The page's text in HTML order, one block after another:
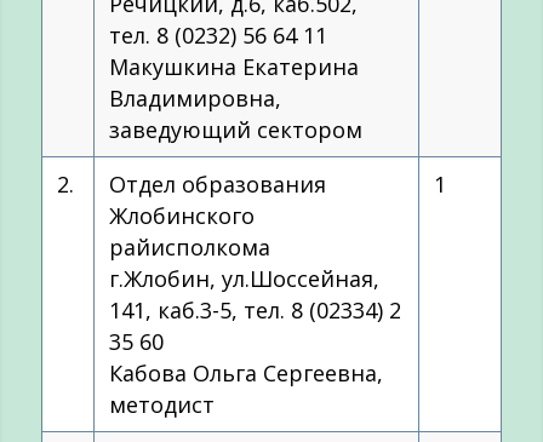
тел. 8 (0232) 56 64 11
Макушкина Екатерина
Владимировна,
заведующий сектором
2.
Отдел образования
Жлобинского
райисполкома
г.Жлобин, ул.Шоссейная,
141, каб.3-5, тел. 8 (02334) 2
35 60
Кабова Ольга Сергеевна,
методист
1